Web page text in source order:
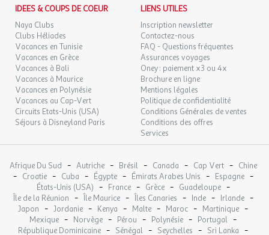
Point fort 2 : À 1.5 km des plages de l'Océan Atlantique
Point fort 3 : Niché dans un écrin naturel et boisé
Mot d'accueil : Nous sommes heureux de vous recevoir au
camping Made in Camp Le Fief Melin au Château d'Oléron.
Situé à seulement 1,8 km des rives de l'océan Atlantique,
notre établissement baigne dans un environnement
naturel luxuriant, propice à la détente et à la sérénité.
Notre camping Made in Camp propose une ambiance
chaleureuse et familiale, niché au coeur d'une végétation
abondante et verdoyante. Réservez vos vacances au Fief
Melin, on s'occupe du reste ! A bientôt au Fief Melin
Bons plans :
Autres informations
Nombre d'emplacements : 144 emplacements
Nombre d'hébergement : 55 hébergements
Services
VEN.
02
OCT.
105 €/hébergement
SAM.
03
OCT.
105 €
Retour le
05/10/2026
04
OCT.
105 €/hébergement
06/10/2026
LUN.
OCT.
105 €
MAR.
06
OCT.
105 € /hébergement
Retour le
08/10/2026
MER.
07
OCT.
105 € /hébergement
Retour le
09/10/2026
IDEES & COUPS DE COEUR
Naya Clubs
Clubs Héliades
Vacances en Tunisie
Vacances en Grèce
Vacances à Bali
Vacances à Maurice
Vacances en Polynésie
Vacances au Cap-Vert
Circuits Etats-Unis (USA)
Séjours à Disneyland Paris
LIENS UTILES
Inscription newsletter
Contactez-nous
FAQ - Questions fréquentes
Assurances voyages
Oney : paiement x3 ou 4x
Brochure en ligne
Mentions légales
Politique de confidentialité
Conditions Générales de ventes
Conditions des offres
Services
Afrique Du Sud - Autriche - Brésil - Canada - Cap Vert - Chine
- Croatie - Cuba - Égypte - Émirats Arabes Unis - Espagne -
États-Unis (USA) - France - Grèce - Guadeloupe -
Île de la Réunion - Île Maurice - Îles Canaries - Inde - Irlande -
Japon - Jordanie - Kenya - Malte - Maroc - Martinique -
Mexique - Norvège - Pérou - Polynésie - Portugal -
République Dominicaine - Sénégal - Seychelles - Sri Lanka -